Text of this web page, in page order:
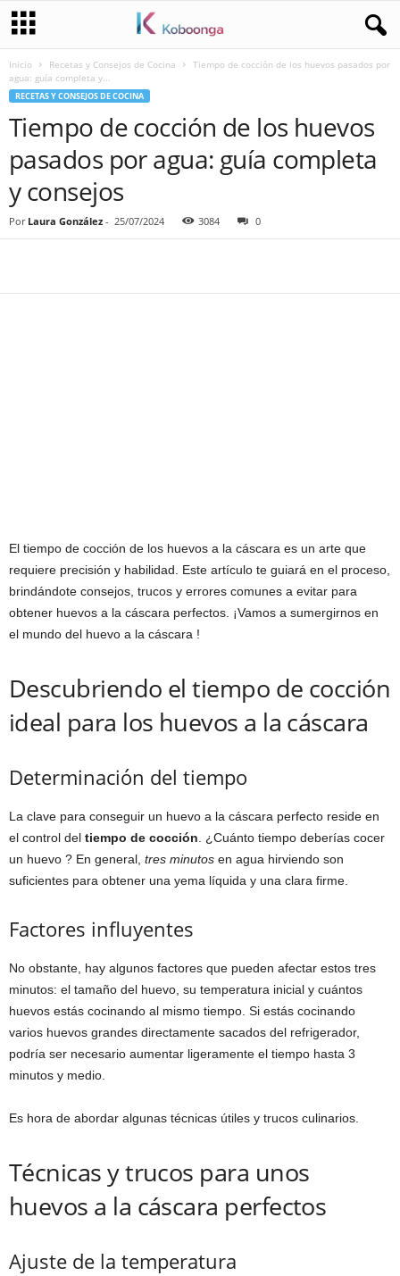
Inicio Recetas y Consejos de Cocina
Tiempo de cocción de los huevos pasados por
agua: guía completa y...
RECETAS Y CONSEJOS DE COCINA
Tiempo de cocción de los huevos
pasados por agua: guía completa
y consejos
Por Laura González - 25/07/2024 3084 0
El tiempo de cocción de los huevos a la cáscara es un arte que
requiere precisión y habilidad. Este artículo te guiará en el proceso,
brindándote consejos, trucos y errores comunes a evitar para
obtener huevos a la cáscara perfectos. ¡Vamos a sumergirnos en
el mundo del huevo a la cáscara !
Descubriendo el tiempo de cocción
ideal para los huevos a la cáscara
Determinación del tiempo
La clave para conseguir un huevo a la cáscara perfecto reside en
el control del tiempo de cocción . ¿Cuánto tiempo deberías cocer
un huevo ? En general, tres minutos en agua hirviendo son
suficientes para obtener una yema líquida y una clara firme.
Factores influyentes
No obstante, hay algunos factores que pueden afectar estos tres
minutos: el tamaño del huevo, su temperatura inicial y cuántos
huevos estás cocinando al mismo tiempo. Si estás cocinando
varios huevos grandes directamente sacados del refrigerador,
podría ser necesario aumentar ligeramente el tiempo hasta 3
minutos y medio.
Es hora de abordar algunas técnicas útiles y trucos culinarios.
Técnicas y trucos para unos
huevos a la cáscara perfectos
Ajuste de la temperatura